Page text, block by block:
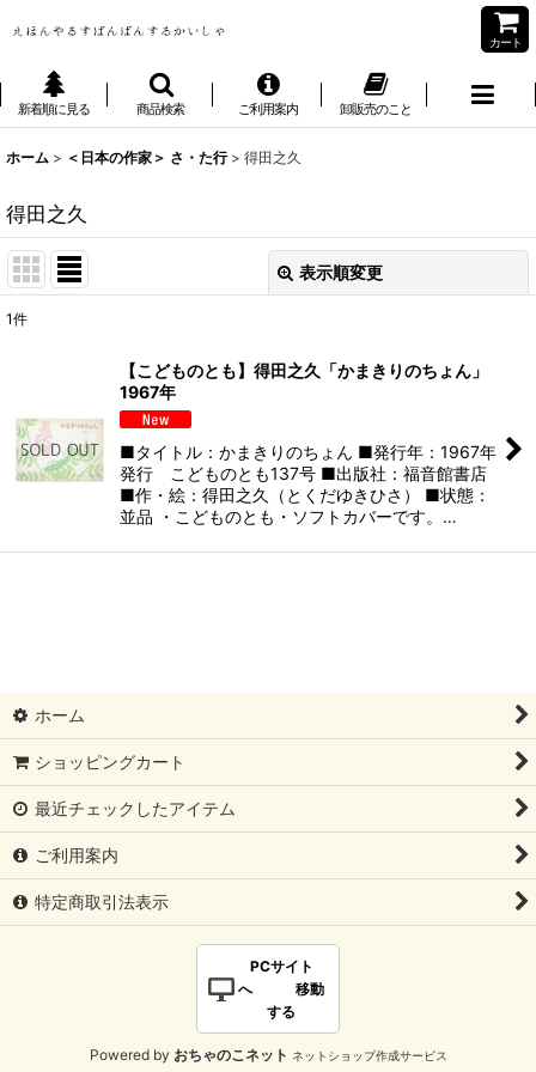
カート
新着順に見る 商品検索 ご利用案内 卸販売のこと
ホーム > ＜日本の作家＞ さ・た行 > 得田之久
得田之久
表示順変更
絞り込む
1件
【こどものとも】得田之久「かまきりのちょん」
1967年
■タイトル：かまきりのちょん ■発行年：1967年
発行 こどものとも137号 ■出版社：福音館書店
■作・絵：得田之久（とくだゆきひさ） ■状態：
並品 ・こどものとも・ソフトカバーです。…
ホーム
ショッピングカート
最近チェックしたアイテム
ご利用案内
特定商取引法表示
PCサイト
へ 移動
する
Powered by おちゃのこネット ネットショップ作成サービス